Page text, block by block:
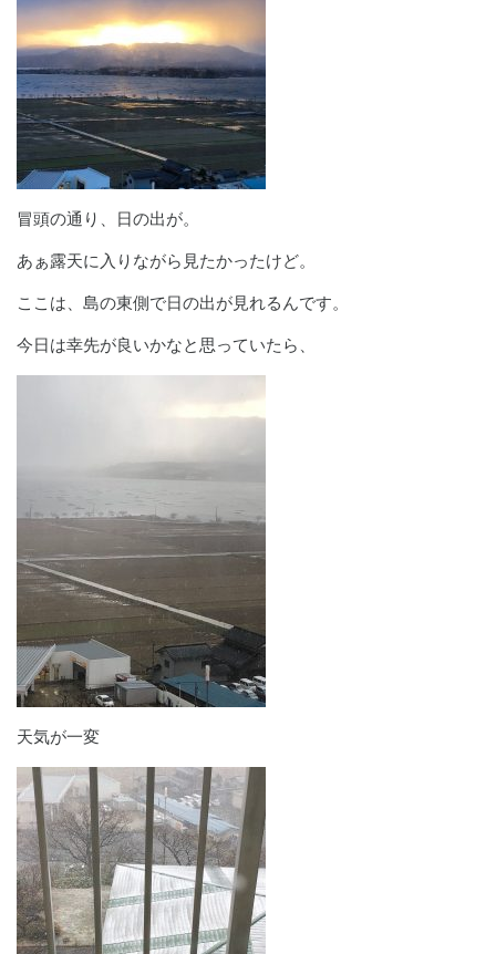
冒頭の通り、日の出が。
あぁ露天に入りながら見たかったけど。
ここは、島の東側で日の出が見れるんです。
今日は幸先が良いかなと思っていたら、
天気が一変